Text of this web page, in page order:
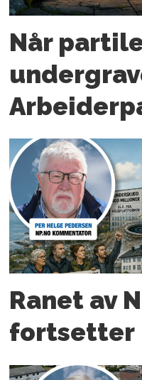
Når
Ranet av
fortsetter